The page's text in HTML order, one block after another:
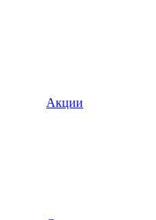
Акции